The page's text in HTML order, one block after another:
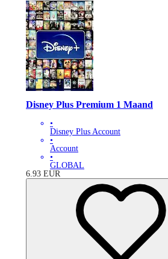
Disney Plus Premium 1 Maand
•
Disney Plus Account
•
Account
•
GLOBAL
6.93 EUR